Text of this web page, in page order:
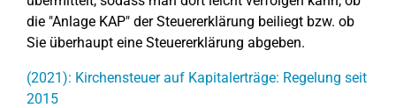
die "Anlage KAP" der Steuererklärung beiliegt bzw. ob
Sie überhaupt eine Steuererklärung abgeben.
(2021): Kirchensteuer auf Kapitalerträge: Regelung seit
2015